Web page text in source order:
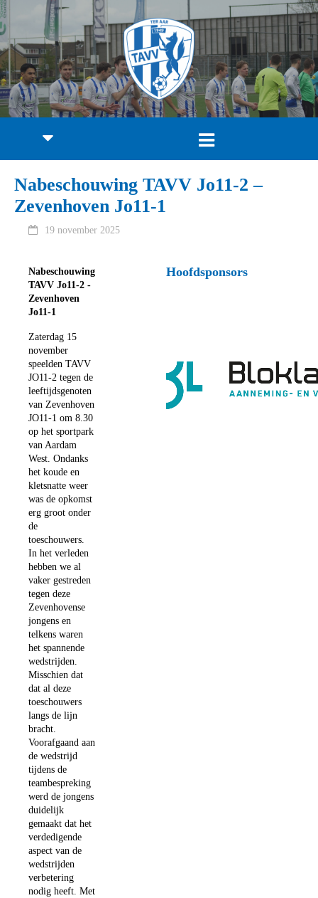
Nabeschouwing TAVV Jo11-2 –
Zevenhoven Jo11-1
19 november 2025
Nabeschouwing
TAVV Jo11-2 -
Zevenhoven
Jo11-1
Zaterdag 15
november
speelden TAVV
JO11-2 tegen de
leeftijdsgenoten
van Zevenhoven
JO11-1 om 8.30
op het sportpark
van Aardam
West. Ondanks
het koude en
kletsnatte weer
was de opkomst
erg groot onder
de
toeschouwers.
In het verleden
hebben we al
vaker gestreden
tegen deze
Zevenhovense
jongens en
telkens waren
het spannende
wedstrijden.
Misschien dat
dat al deze
toeschouwers
langs de lijn
bracht.
Voorafgaand aan
de wedstrijd
tijdens de
teambespreking
werd de jongens
duidelijk
gemaakt dat het
verdedigende
aspect van de
wedstrijden
verbetering
nodig heeft. Met
Hoofdsponsors